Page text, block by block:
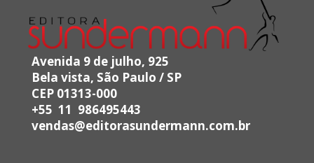
Avenida 9 de julho, 925
Bela vista, São Paulo / SP
CEP 01313-000
+55 11 986495443
vendas@editorasundermann.com.br